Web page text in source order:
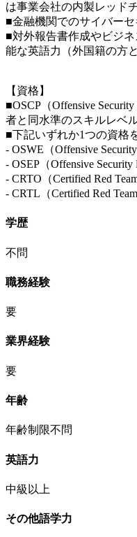
は事業会社の内製レッド
■金融機関でのサイバー
■対外報告書作成やビジ
能な英語力（外国籍の方
【資格】
■OSCP（Offensive
者と同水準のスキルレベ
■下記いずれか1つの資格
‐ OSWE（Offensive Security
‐ OSEP（Offensive Security
‐ CRTO（Certified Red
‐ CRTL（Certified Red
学歴
不問
職務経験
要
業界経験
要
年齢
年齢制限不問
英語力
中級以上
その他語学力